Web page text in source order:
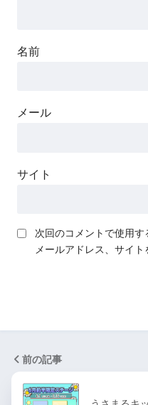
名前
メール
サイト
次回のコメントで使用す
メールアドレス、サイト
前の記事